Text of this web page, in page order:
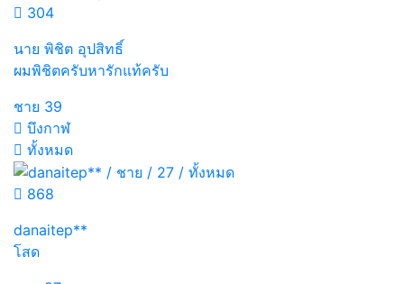
304
นาย พิชิต อุปสิทธิ์
ผมพิชิตครับหารักแท้ครับ
ชาย 39
บึงกาฬ
ทั้งหมด
868
danaitep**
โสด